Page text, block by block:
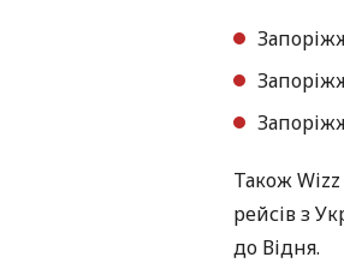
Також Wizz
рейсів з
до Відня.